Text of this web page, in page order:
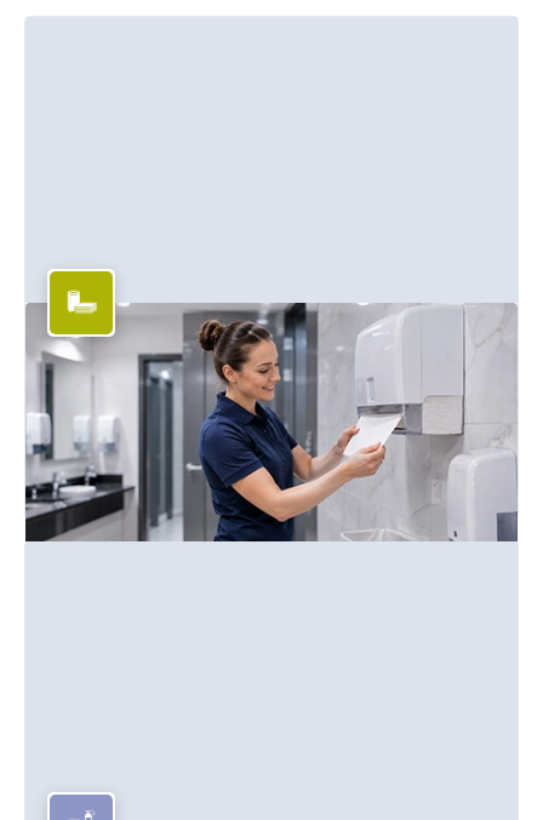
Hygienepapiere & Putztücher
Papierhandtücher, Toilettenpapier, Wischtücher und mehr für
jeden Einsatzbereich.
Mehr erfahren